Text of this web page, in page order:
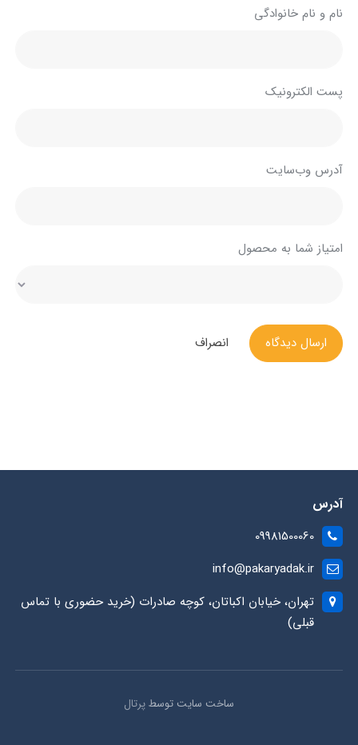
نام و نام خانوادگی
پست الکترونیک
آدرس وب‌سایت
امتیاز شما به محصول
ارسال دیدگاه انصراف
آدرس
09981500060
info@pakaryadak.ir
تهران، خیابان اکباتان، کوچه صادرات (خرید حضوری با تماس
قبلی)
ساخت سایت توسطپرتال